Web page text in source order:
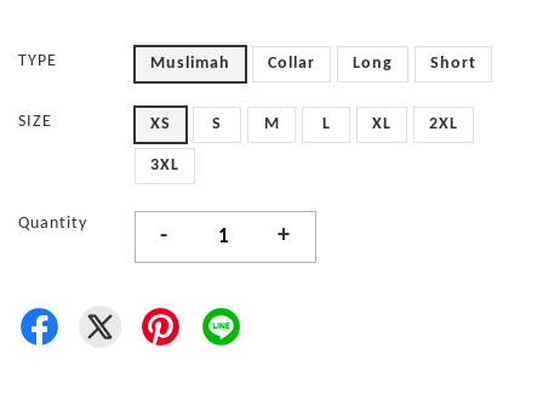
TYPE Muslimah Collar Long Short
SIZE XS S M L XL 2XL
3XL
Quantity
- +